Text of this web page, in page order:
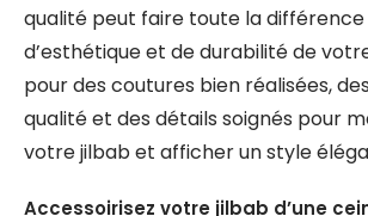
qualité peut faire toute la
d’esthétique et de durabilité de
pour des coutures bien réalisées,
qualité et des détails soignés pour
votre jilbab et afficher un style
Accessoirisez votre jilbab d’une